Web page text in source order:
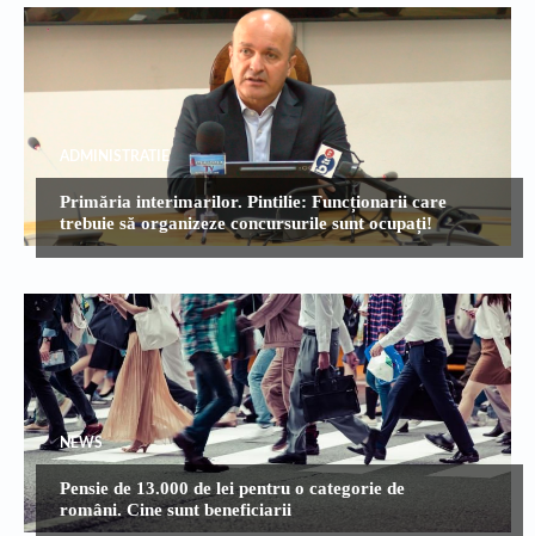
ADMINISTRATIE
Primăria interimarilor. Pintilie: Funcționarii care
trebuie să organizeze concursurile sunt ocupați!
NEWS
Pensie de 13.000 de lei pentru o categorie de
români. Cine sunt beneficiarii